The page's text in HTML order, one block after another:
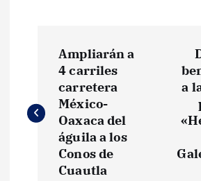
v
Ampliarán a
4 carriles
carretera
México-
Oaxaca del
águila a los
Conos de
Cuautla
a